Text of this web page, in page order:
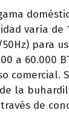
varía de
para
a 60.000
comercial.
la
de